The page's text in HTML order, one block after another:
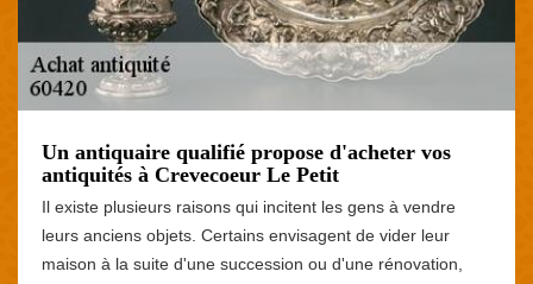
Un antiquaire qualifié propose d'acheter vos
antiquités à Crevecoeur Le Petit
Il existe plusieurs raisons qui incitent les gens à vendre
leurs anciens objets. Certains envisagent de vider leur
maison à la suite d'une succession ou d'une rénovation,